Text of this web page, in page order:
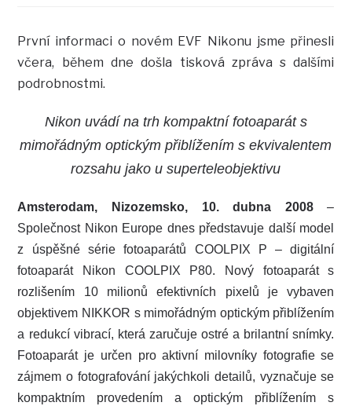
První informaci o novém EVF Nikonu jsme přinesli
včera, během dne došla tisková zpráva s dalšími
podrobnostmi.
Nikon uvádí na trh kompaktní fotoaparát s
mimořádným optickým přiblížením s ekvivalentem
rozsahu jako u superteleobjektivu
Amsterodam, Nizozemsko, 10. dubna 2008–
Společnost Nikon Europe dnes představuje další model
z úspěšné série fotoaparátů COOLPIX P – digitální
fotoaparát Nikon COOLPIX P80. Nový fotoaparát s
rozlišením 10 milionů efektivních pixelů je vybaven
objektivem NIKKOR s mimořádným optickým přiblížením
a redukcí vibrací, která zaručuje ostré a brilantní snímky.
Fotoaparát je určen pro aktivní milovníky fotografie se
zájmem o fotografování jakýchkoli detailů, vyznačuje se
kompaktním provedením a optickým přiblížením s